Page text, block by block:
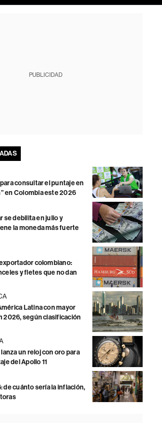
PUBLICIDAD
para consultar el puntaje en
en Colombia este 2026
se debilita en julio y
la moneda más fuerte
colombiano:
y fletes que no dan
Latina con mayor
2026, según clasificación
un reloj con oro para
del Apollo 11
de cuánto sería la inflación,